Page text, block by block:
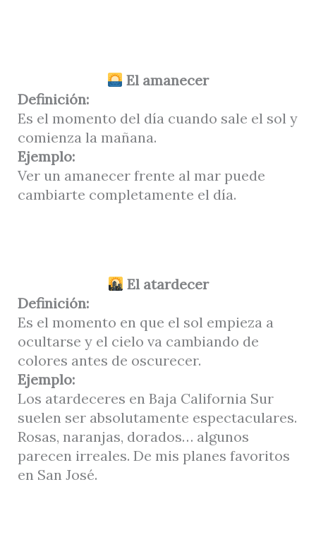
El amanecer
Definición:
Es el momento del día cuando sale el sol y
comienza la mañana.
Ejemplo:
Ver un amanecer frente al mar puede
cambiarte completamente el día.
El atardecer
Definición:
Es el momento en que el sol empieza a
ocultarse y el cielo va cambiando de
colores antes de oscurecer.
Ejemplo:
Los atardeceres en Baja California Sur
suelen ser absolutamente espectaculares.
Rosas, naranjas, dorados… algunos
parecen irreales. De mis planes favoritos
en San José.